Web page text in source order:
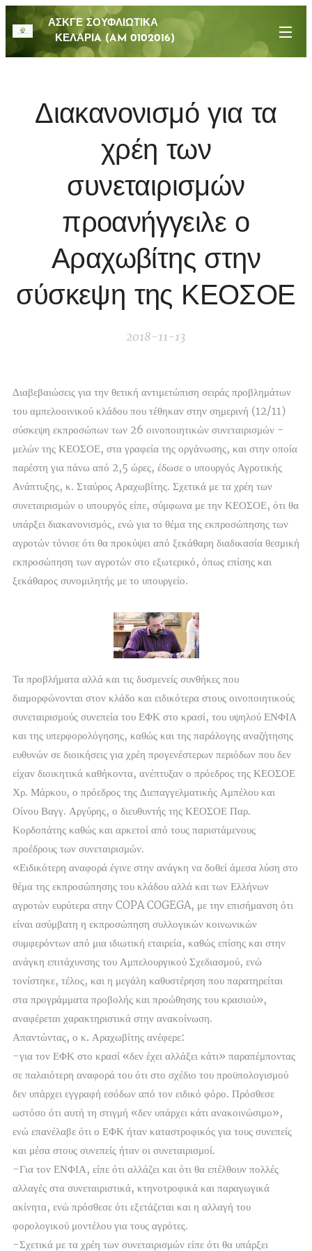
ΑΣΚΓΕ ΣΟΥΦΛΙΩΤΙΚΑ
ΚΕΛΑΡΙA (AM 0102016)
Διακανονισμό για τα
χρέη των
συνεταιρισμών
προανήγγειλε ο
Αραχωβίτης στην
σύσκεψη της ΚΕΟΣΟΕ
2018-11-13
Διαβεβαιώσεις για την θετική αντιμετώπιση σειράς προβλημάτων
του αμπελοοινικού κλάδου που τέθηκαν στην σημερινή (12/11)
σύσκεψη εκπροσώπων των 26 οινοποιητικών συνεταιρισμών -
μελών της ΚΕΟΣΟΕ, στα γραφεία της οργάνωσης, και στην οποία
παρέστη για πάνω από 2,5 ώρες, έδωσε ο υπουργός Αγροτικής
Ανάπτυξης, κ. Σταύρος Αραχωβίτης. Σχετικά με τα χρέη των
συνεταιρισμών ο υπουργός είπε, σύμφωνα με την ΚΕΟΣΟΕ, ότι θα
υπάρξει διακανονισμός, ενώ για το θέμα της εκπροσώπησης των
αγροτών τόνισε ότι θα προκύψει από ξεκάθαρη διαδικασία θεσμική
εκπροσώπηση των αγροτών στο εξωτερικό, όπως επίσης και
ξεκάθαρος συνομιλητής με το υπουργείο.
Τα προβλήματα αλλά και τις δυσμενείς συνθήκες που
διαμορφώνονται στον κλάδο και ειδικότερα στους οινοποιητικούς
συνεταιρισμούς συνεπεία του ΕΦΚ στο κρασί, του υψηλού ΕΝΦΙΑ
και της υπερφορολόγησης, καθώς και της παράλογης αναζήτησης
ευθυνών σε διοικήσεις για χρέη προγενέστερων περιόδων που δεν
είχαν διοικητικά καθήκοντα, ανέπτυξαν ο πρόεδρος της ΚΕΟΣΟΕ
Χρ. Μάρκου, ο πρόεδρος της Διεπαγγελματικής Αμπέλου και
Οίνου Βαγγ. Αργύρης, ο διευθυντής της ΚΕΟΣΟΕ Παρ.
Κορδοπάτης καθώς και αρκετοί από τους παριστάμενους
προέδρους των συνεταιρισμών.
«Ειδικότερη αναφορά έγινε στην ανάγκη να δοθεί άμεσα λύση στο
θέμα της εκπροσώπησης του κλάδου αλλά και των Ελλήνων
αγροτών ευρύτερα στην COPA COGEGA, με την επισήμανση ότι
είναι ασύμβατη η εκπροσώπηση συλλογικών κοινωνικών
συμφερόντων από μια ιδιωτική εταιρεία, καθώς επίσης και στην
ανάγκη επιτάχυνσης του Αμπελουργικού Σχεδιασμού, ενώ
τονίστηκε, τέλος, και η μεγάλη καθυστέρηση που παρατηρείται
στα προγράμματα προβολής και προώθησης του κρασιού»,
αναφέρεται χαρακτηριστικά στην ανακοίνωση.
Απαντώντας, ο κ. Αραχωβίτης ανέφερε:
-για τον ΕΦΚ στο κρασί «δεν έχει αλλάξει κάτι» παραπέμποντας
σε παλαιότερη αναφορά του ότι στο σχέδιο του προϋπολογισμού
δεν υπάρχει εγγραφή εσόδων από τον ειδικό φόρο. Πρόσθεσε
ωστόσο ότι αυτή τη στιγμή «δεν υπάρχει κάτι ανακοινώσιμο»,
ενώ επανέλαβε ότι ο ΕΦΚ ήταν καταστροφικός για τους συνεπείς
και μέσα στους συνεπείς ήταν οι συνεταιρισμοί.
-Για τον ΕΝΦΙΑ, είπε ότι αλλάζει και ότι θα επέλθουν πολλές
αλλαγές στα συνεταιριστικά, κτηνοτροφικά και παραγωγικά
ακίνητα, ενώ πρόσθεσε ότι εξετάζεται και η αλλαγή του
φορολογικού μοντέλου για τους αγρότες.
-Σχετικά με τα χρέη των συνεταιρισμών είπε ότι θα υπάρξει